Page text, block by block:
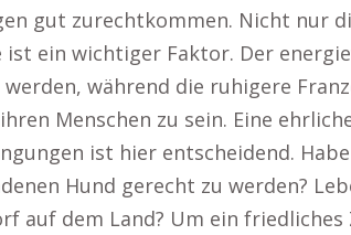
gut zurechtkommen. Nicht nur
ist ein wichtiger Faktor. Der
während die ruhigere
Menschen zu sein. Eine
ist hier entscheidend.
Hund gerecht zu werden?
auf dem Land? Um ein